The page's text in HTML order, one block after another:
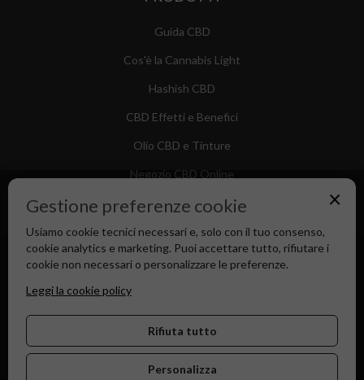
Guida CBD
Cos'è la Cannabis Light
Hashish CBD
CBD Effetti e Benefici
Olio CBD e Tinture
Negozio CBD Online
×
Gestione preferenze cookie
Usiamo cookie tecnici necessari e, solo con il tuo consenso,
cookie analytics e marketing. Puoi accettare tutto, rifiutare i
cookie non necessari o personalizzare le preferenze.
Leggi la cookie policy
Rifiuta tutto
Personalizza
Canapa Market - Il tuo Shop di Fiducia dal 2018